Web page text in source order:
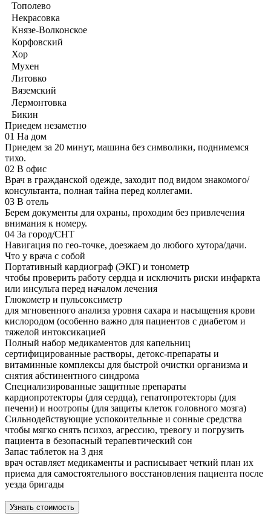
Тополево
Некрасовка
Князе-Волконское
Корфовский
Хор
Мухен
Литовко
Вяземский
Лермонтовка
Бикин
Приедем незаметно
01 На дом
Приедем за 20 минут, машина без символики, поднимемся
тихо.
02 В офис
Врач в гражданской одежде, заходит под видом знакомого/
консультанта, полная тайна перед коллегами.
03 В отель
Берем документы для охраны, проходим без привлечения
внимания к номеру.
04 За город/СНТ
Навигация по гео-точке, доезжаем до любого хутора/дачи.
Что у врача с собой
Портативный кардиограф (ЭКГ) и тонометр
чтобы проверить работу сердца и исключить риски инфаркта
или инсульта перед началом лечения
Глюкометр и пульсоксиметр
для мгновенного анализа уровня сахара и насыщения крови
кислородом (особенно важно для пациентов с диабетом и
тяжелой интоксикацией
Полный набор медикаментов для капельниц
сертифицированные растворы, детокс-препараты и
витаминные комплексы для быстрой очистки организма и
снятия абстинентного синдрома
Специализированные защитные препараты
кардиопротекторы (для сердца), гепатопротекторы (для
печени) и ноотропы (для защиты клеток головного мозга)
Сильнодействующие успокоительные и сонные средства
чтобы мягко снять психоз, агрессию, тревогу и погрузить
пациента в безопасный терапевтический сон
Запас таблеток на 3 дня
врач оставляет медикаменты и расписывает четкий план их
приема для самостоятельного восстановления пациента после
уезда бригады
Узнать стоимость